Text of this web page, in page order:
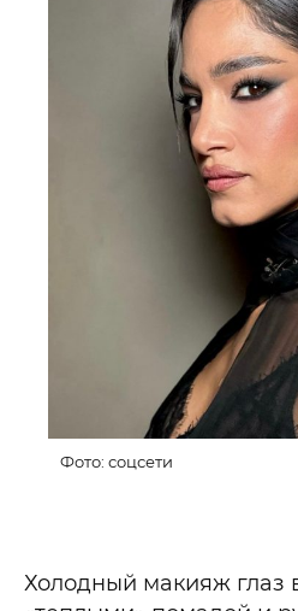
Фото: соцсети
Холодный макияж глаз